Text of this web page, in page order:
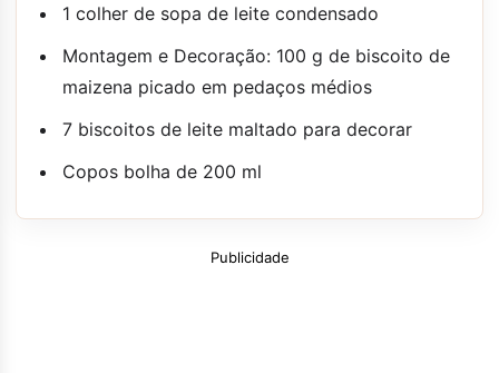
1 colher de sopa de leite condensado
Montagem e Decoração: 100 g de biscoito de
maizena picado em pedaços médios
7 biscoitos de leite maltado para decorar
Copos bolha de 200 ml
Publicidade